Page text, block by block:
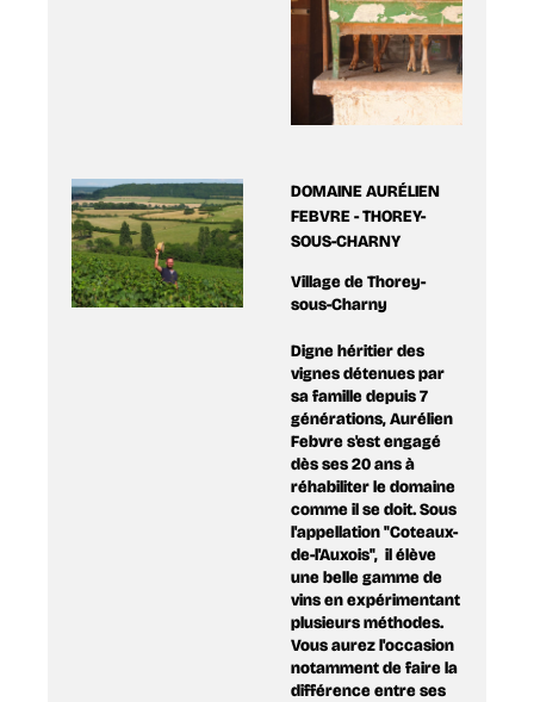
DOMAINE AURÉLIEN
FEBVRE - THOREY-
SOUS-CHARNY
Village de Thorey-
sous-Charny
​Digne h​éritier des
vignes détenues par
sa famille depuis 7
générations, Aurélien
Febvre s'est engagé
dès ses 20 ans à
réhabiliter le domaine
comme il se doit. Sous
l​'appellation​ ​"Coteaux​-​
de​-​l'Auxois​"​, il él​è​ve
une belle gamme de
vins en expérimentant
​plusieurs méthodes.
Vous aurez l'occasion
notamment de ​faire​ la
différence entre ses